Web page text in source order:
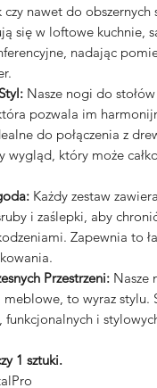
nawet do obszernych
się w loftowe kuchnie,
nadając
Nasze nogi do
pozwala im
do połączenia z
wygląd, który może
Każdy zestaw
i zaślepki, aby
Zapewnia to
Przestrzeni: Nasze
to wyraz stylu.
funkcjonalnych i
1 sztuki.